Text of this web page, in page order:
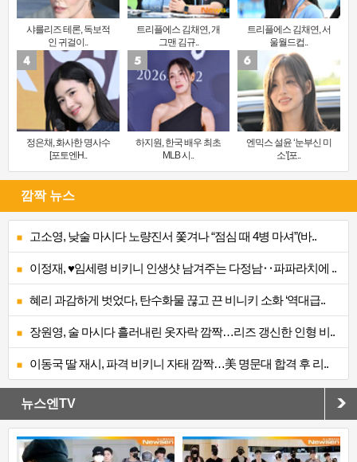
샤를리즈 테론, 독보적
인 귀걸이..
트리플에스 김채연, 개
그맨 김규..
트리플에스 김채연, 서
울월드컵..
정은채, 화사한 명사수
[포토엔H..
하지원, 한국 배우 최초
MLB 시..
엔믹스 설윤 ‘눈부신 미
소’[포..
깜짝 뉴스
고소영, 낮술 마시다 노량진서 쫓겨나 “점심 때 4병 마셔”(바..
이정재, ♥임세령 비키니 인생샷 남겨주는 다정남‥파파라치에 ..
혜리 과감하게 벗었다, 탄수화물 끊고 끈 비니키 소화 ‘역대급..
장원영, 술 마시다 흘러내린 옷자락 깜짝…리즈 갱신한 인형 비..
이동국 딸 재시, 파격 비키니 자태 깜짝…美 명문대 합격 후 리..
뉴스엔TV